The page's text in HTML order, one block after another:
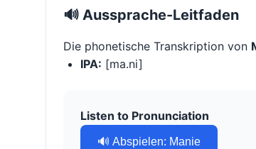
🔊 Aussprache-Leitfaden
Die phonetische Transkription von
IPA: [ma.ni]
Listen to Pronunciation
🔊 Abspielen: Manie